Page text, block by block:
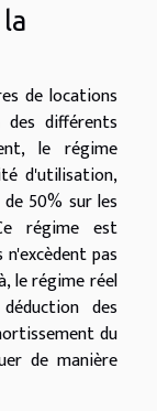
de locations
des différents
le régime
d'utilisation,
50% sur les
régime est
pas
le régime réel
des
du
de manière